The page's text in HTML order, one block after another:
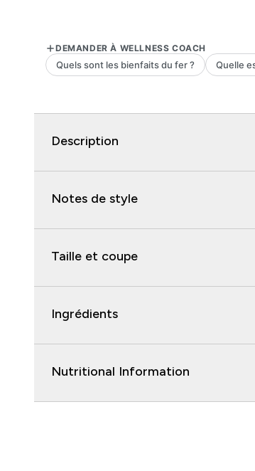
Description
Notes de style
Taille et coupe
Ingrédients
Nutritional Information